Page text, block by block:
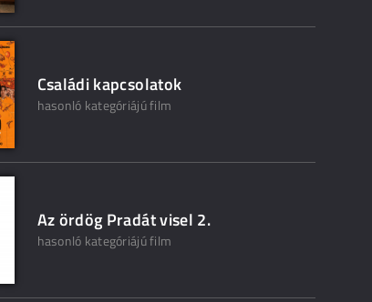
Családi kapcsolatok
hasonló kategóriájú film
Az ördög Pradát visel 2.
hasonló kategóriájú film